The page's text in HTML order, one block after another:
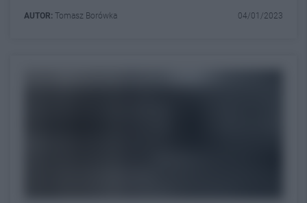
AUTOR: Tomasz Borówka 04/01/2023